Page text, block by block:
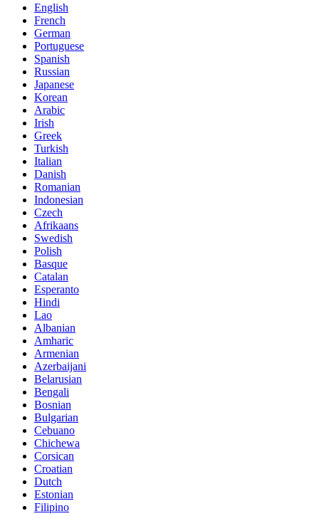
English
French
German
Portuguese
Spanish
Russian
Japanese
Korean
Arabic
Irish
Greek
Turkish
Italian
Danish
Romanian
Indonesian
Czech
Afrikaans
Swedish
Polish
Basque
Catalan
Esperanto
Hindi
Lao
Albanian
Amharic
Armenian
Azerbaijani
Belarusian
Bengali
Bosnian
Bulgarian
Cebuano
Chichewa
Corsican
Croatian
Dutch
Estonian
Filipino